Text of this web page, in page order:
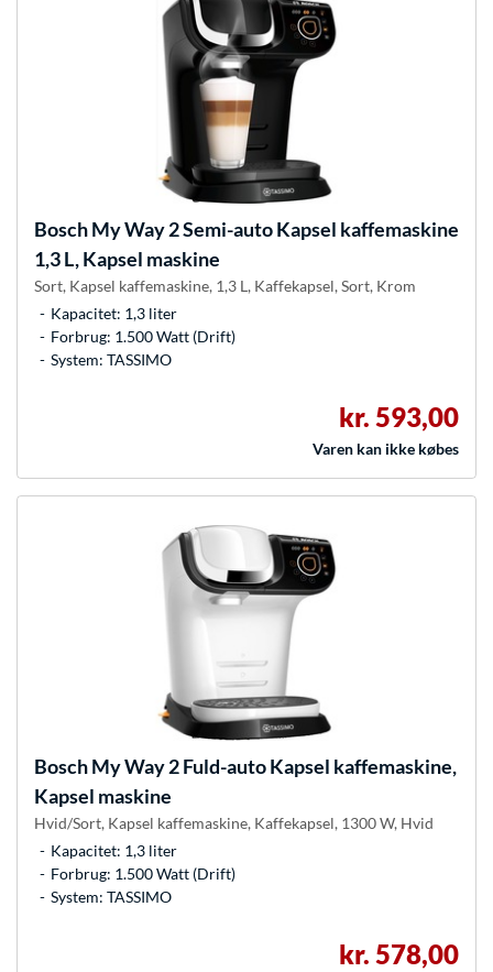
BoschMy Way 2 Semi-auto Kapsel kaffemaskine
1,3 L, Kapsel maskine
Sort, Kapsel kaffemaskine, 1,3 L, Kaffekapsel, Sort, Krom
Kapacitet: 1,3 liter
Forbrug: 1.500 Watt (Drift)
System: TASSIMO
kr. 593,00
Varen kan ikke købes
BoschMy Way 2 Fuld-auto Kapsel kaffemaskine,
Kapsel maskine
Hvid/Sort, Kapsel kaffemaskine, Kaffekapsel, 1300 W, Hvid
Kapacitet: 1,3 liter
Forbrug: 1.500 Watt (Drift)
System: TASSIMO
kr. 578,00